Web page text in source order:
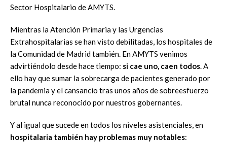
Sector Hospitalario de AMYTS.
Mientras la Atención Primaria y las Urgencias
Extrahospitalarias se han visto debilitadas, los hospitales de
la Comunidad de Madrid también. En AMYTS venimos
advirtiéndolo desde hace tiempo: si cae uno, caen todos. A
ello hay que sumar la sobrecarga de pacientes generado por
la pandemia y el cansancio tras unos años de sobreesfuerzo
brutal nunca reconocido por nuestros gobernantes.
Y al igual que sucede en todos los niveles asistenciales, en
hospitalaria también hay problemas muy notables: